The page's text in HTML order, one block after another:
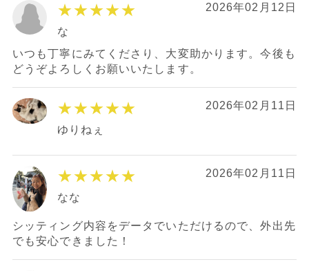
★★★★★ 2026年02月12日
な
いつも丁寧にみてくださり、大変助かります。今後も
どうぞよろしくお願いいたします。
★★★★★ 2026年02月11日
ゆりねぇ
★★★★★ 2026年02月11日
なな
シッティング内容をデータでいただけるので、外出先
でも安心できました！